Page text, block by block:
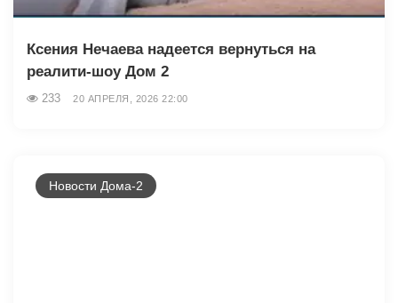
Ксения Нечаева надеется вернуться на
реалити-шоу Дом 2
233 20 АПРЕЛЯ, 2026 22:00
Новости Дома-2